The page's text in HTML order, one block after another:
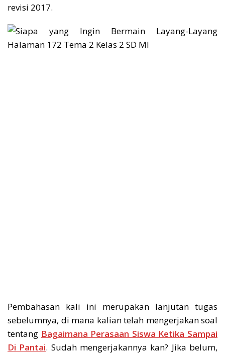
revisi 2017.
Pembahasan kali ini merupakan lanjutan tugas
sebelumnya, di mana kalian telah mengerjakan soal
tentang Bagaimana Perasaan Siswa Ketika Sampai
Di Pantai. Sudah mengerjakannya kan? Jika belum,